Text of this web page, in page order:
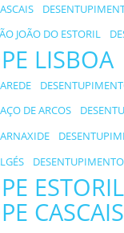
JOÃO DO ESTORIL
LISBOA
DE ARCOS
ESTORIL
CASCAIS